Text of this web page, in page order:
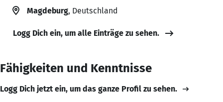
Magdeburg, Deutschland
Logg Dich ein, um alle Einträge zu sehen.
Fähigkeiten und Kenntnisse
Logg Dich jetzt ein, um das ganze Profil zu sehen.